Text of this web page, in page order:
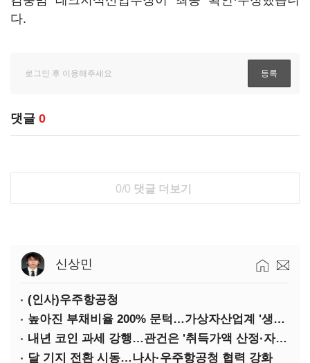
다.
댓글 0
0/0 댓글 더보기
신상민
(인사)우주항공청
높아진 부채비율 200% 문턱…가상자산업계 '생존 시험대'
내년 코인 과세 강행…관건은 '취득가액 산정·자산 이동'
달 기지 전환 시동…나사·우주항공청 협력 강화